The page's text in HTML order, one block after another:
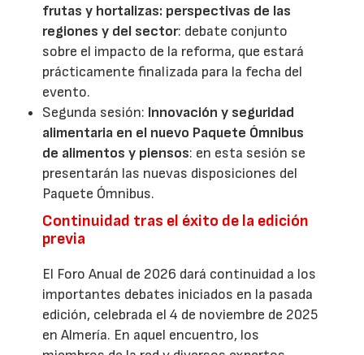
frutas y hortalizas: perspectivas de las
regiones y del sector: debate conjunto
sobre el impacto de la reforma, que estará
prácticamente finalizada para la fecha del
evento.
Segunda sesión: Innovación y seguridad
alimentaria en el nuevo Paquete Ómnibus
de alimentos y piensos: en esta sesión se
presentarán las nuevas disposiciones del
Paquete Ómnibus.
Continuidad tras el éxito de la edición
previa
El Foro Anual de 2026 dará continuidad a los
importantes debates iniciados en la pasada
edición, celebrada el 4 de noviembre de 2025
en Almería. En aquel encuentro, los